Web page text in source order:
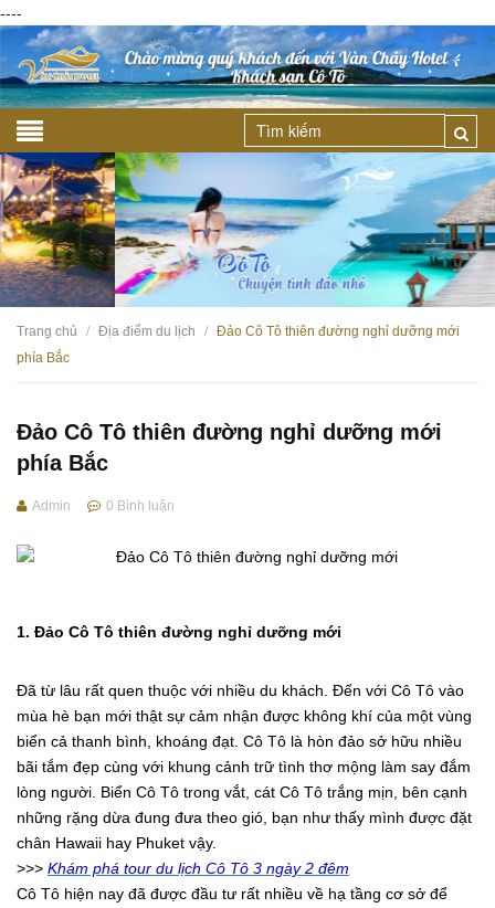
----
Trang chủ / Địa điểm du lịch /
Đảo Cô Tô thiên đường nghỉ dưỡng mới
phía Bắc
Đảo Cô Tô thiên đường nghỉ dưỡng mới
phía Bắc
Admin 0 Bình luận
1. Đảo Cô Tô thiên đường nghỉ dưỡng mới
Đã từ lâu rất quen thuộc với nhiều du khách. Đến với Cô Tô vào
mùa hè bạn mới thật sự cảm nhận được không khí của một vùng
biển cả thanh bình, khoáng đạt. Cô Tô là hòn đảo sở hữu nhiều
bãi tắm đẹp cùng với khung cảnh trữ tình thơ mộng làm say đắm
lòng người. Biển Cô Tô trong vắt, cát Cô Tô trắng mịn, bên cạnh
những rặng dừa đung đưa theo gió, bạn như thấy mình được đặt
chân Hawaii hay Phuket vậy.
>>> Khám phá tour du lịch Cô Tô 3 ngày 2 đêm
Cô Tô hiện nay đã được đầu tư rất nhiều về hạ tầng cơ sở để